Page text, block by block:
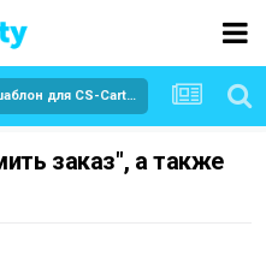
UniTheme2 - адаптивный премиум шаблон для CS-Cart и Multi-Vendor
заказ", а также